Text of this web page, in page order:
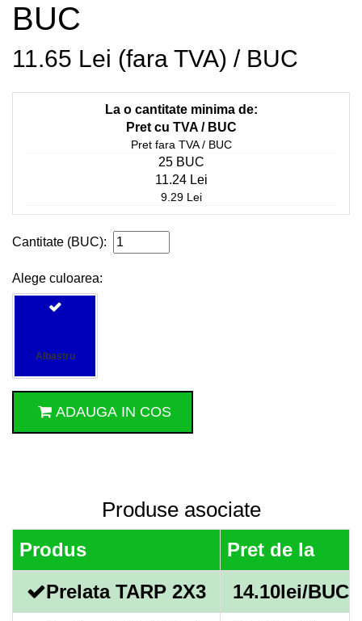
BUC
11.65 Lei (fara TVA) / BUC
La o cantitate minima de:
Pret cu TVA / BUC
Pret fara TVA / BUC
25 BUC
11.24 Lei
9.29 Lei
Cantitate (BUC):
Alege culoarea:
Albastru
ADAUGA IN COS
Produse asociate
Produs
Pret de la
Prelata TARP 2X3
14.10lei/BUC